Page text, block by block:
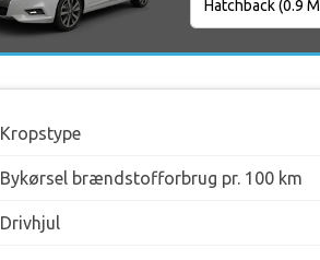
Kropstype
Bykørsel brændstofforbrug pr. 100 km
Drivhjul